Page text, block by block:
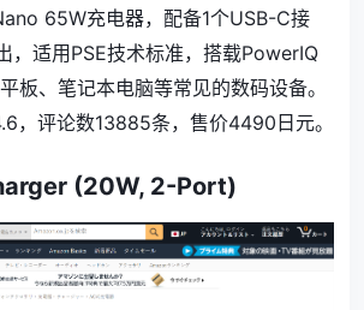
65W充电器，配备1个USB-C接
，适用PSE技术标准，搭载PowerIQ
板、笔记本电脑等常见的数码设备。
，评论数13885条，售价4490日元。
(20W, 2-Port)